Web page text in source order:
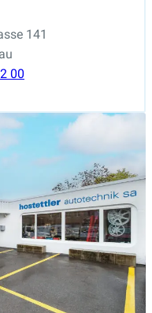
141
00